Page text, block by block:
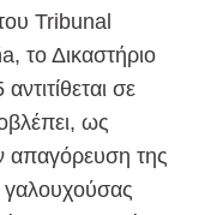
Tribunal
το Δικαστήριο
σε
ως
απαγόρευση της